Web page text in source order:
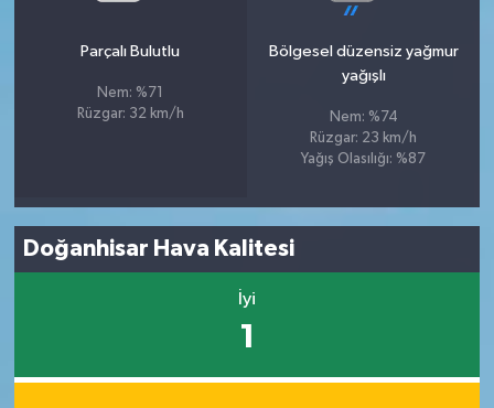
Parçalı Bulutlu
Nem: %71
Rüzgar: 32 km/h
Bölgesel düzensiz yağmur
yağışlı
Nem: %74
Rüzgar: 23 km/h
Yağış Olasılığı: %87
Doğanhisar Hava Kalitesi
İyi
1